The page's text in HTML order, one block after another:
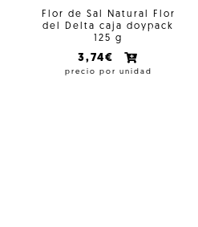
Flor de Sal Natural Flor
del Delta caja doypack
125 g
3,74€
precio por unidad